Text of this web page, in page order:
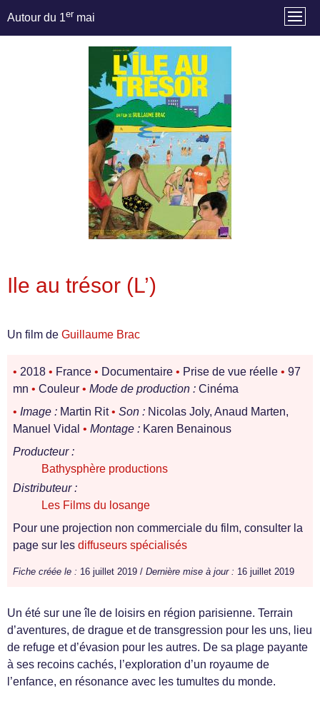
Autour du 1er mai
Ile au trésor (L’)
Un film de Guillaume Brac
• 2018 • France • Documentaire • Prise de vue réelle • 97
mn • Couleur • Mode de production : Cinéma
• Image : Martin Rit• Son : Nicolas Joly, Anaud Marten,
Manuel Vidal • Montage : Karen Benainous
Producteur :
Bathysphère productions
Distributeur :
Les Films du losange
Pour une projection non commerciale du film, consulter la
page sur les diffuseurs spécialisés
Fiche créée le : 16 juillet 2019 / Dernière mise à jour : 16 juillet 2019
Un été sur une île de loisirs en région parisienne. Terrain
d’aventures, de drague et de transgression pour les uns, lieu
de refuge et d’évasion pour les autres. De sa plage payante
à ses recoins cachés, l’exploration d’un royaume de
l’enfance, en résonance avec les tumultes du monde.